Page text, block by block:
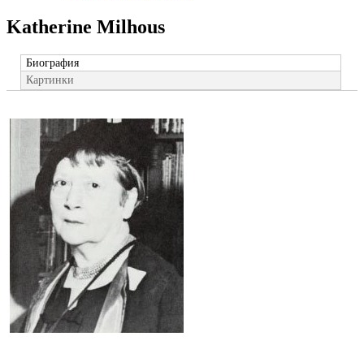
Katherine Milhous
Биография
Картинки